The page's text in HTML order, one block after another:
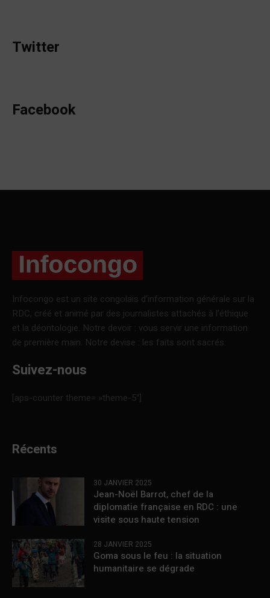
Twitter
Facebook
Infocongo est un site congolais d’information générale sur la
RDC, créé et animé par des journalistes attachés à l’éthique
et la déontologie. Notre devoir : vous servir une information
de première main. Notre devise : les faits sont sacrés.
Suivez-nous
[aps-counter theme= »theme-5″]
Récents
30 JANVIER 2025
Jean-Noël Barrot, chef de la
diplomatie française en RDC : une
visite sous haute tension
28 JANVIER 2025
Goma sous le feu : la situation
humanitaire se dégrade